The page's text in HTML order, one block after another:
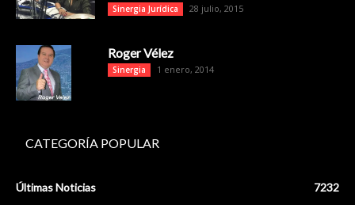
Sinergia Jurídica 28 julio, 2015
Roger Vélez
Sinergia 1 enero, 2014
CATEGORÍA POPULAR
Últimas Noticias
7232